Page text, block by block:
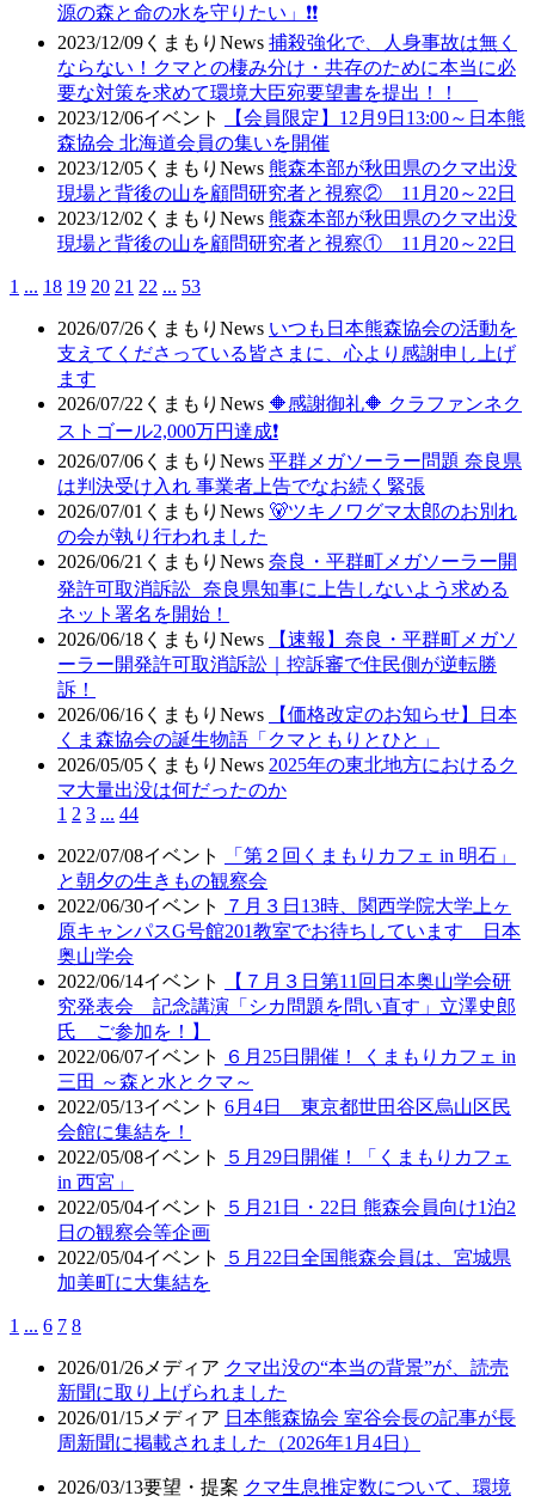
源の森と命の水を守りたい」❗❗
2023/12/09 くまもりNews 捕殺強化で、人身事故は無く
ならない！クマとの棲み分け・共存のために本当に必
要な対策を求めて環境大臣宛要望書を提出！！
2023/12/06イベント
【会員限定】12月9日13:00～日本熊
森協会 北海道会員の集いを開催
2023/12/05 くまもりNews 熊森本部が秋田県のクマ出没
現場と背後の山を顧問研究者と視察② 11月20～22日
2023/12/02 くまもりNews 熊森本部が秋田県のクマ出没
現場と背後の山を顧問研究者と視察① 11月20～22日
1 ... 18 19 20 21 22 ... 53
2026/07/26 くまもりNews いつも日本熊森協会の活動を
支えてくださっている皆さまに、心より感謝申し上げ
ます
2026/07/22 くまもりNews 🔶感謝御礼🔶 クラファンネク
ストゴール2,000万円達成❗
2026/07/06 くまもりNews 平群メガソーラー問題 奈良県
は判決受け入れ 事業者上告でなお続く緊張
2026/07/01 くまもりNews 🐻ツキノワグマ太郎のお別れ
の会が執り行われました
2026/06/21 くまもりNews 奈良・平群町メガソーラー開
発許可取消訴訟 奈良県知事に上告しないよう求める
ネット署名を開始！
2026/06/18 くまもりNews
【速報】奈良・平群町メガソ
ーラー開発許可取消訴訟｜控訴審で住民側が逆転勝
訴！
2026/06/16 くまもりNews
【価格改定のお知らせ】日本
くま森協会の誕生物語「クマともりとひと」
2026/05/05 くまもりNews 2025年の東北地方におけるク
マ大量出没は何だったのか
1 2 3 ... 44
2022/07/08イベント
「第２回くまもりカフェ in 明石」
と朝夕の生きもの観察会
2022/06/30イベント
７月３日13時、関西学院大学上ヶ
原キャンパスG号館201教室でお待ちしています 日本
奥山学会
2022/06/14イベント
【７月３日第11回日本奥山学会研
究発表会 記念講演「シカ問題を問い直す」立澤史郎
氏 ご参加を！】
2022/06/07イベント
６月25日開催！ くまもりカフェ in
三田 ～森と水とクマ～
2022/05/13イベント 6月4日 東京都世田谷区烏山区民
会館に集結を！
2022/05/08イベント
５月29日開催！「くまもりカフェ
in 西宮」
2022/05/04イベント
５月21日・22日 熊森会員向け1泊2
日の観察会等企画
2022/05/04イベント
５月22日全国熊森会員は、宮城県
加美町に大集結を
1 ... 6 7 8
2026/01/26 メディア クマ出没の“本当の背景”が、読売
新聞に取り上げられました
2026/01/15 メディア 日本熊森協会 室谷会長の記事が長
周新聞に掲載されました（2026年1月4日）
2026/03/13要望・提案 クマ生息推定数について、環境